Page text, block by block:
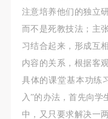
注意培养他们的独立
而不是死教技法；主
习结合起来，形成互
内容的关系，根据客
具体的课堂基本功练
入”的办法，首先向
中，又只要求解决一